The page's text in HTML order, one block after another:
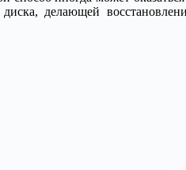
делающей